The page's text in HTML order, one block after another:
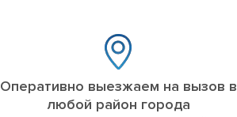
Оперативно выезжаем на вызов в
любой район города